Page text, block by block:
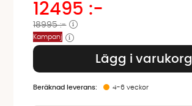
12495 :-
18995 :-
Kampanj
Lägg i varukorg
4-6 veckor